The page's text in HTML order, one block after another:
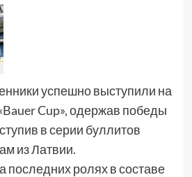
успешно выступили на
Cup», одержав победы
в серии буллитов
из Латвии.
последних ролях в составе